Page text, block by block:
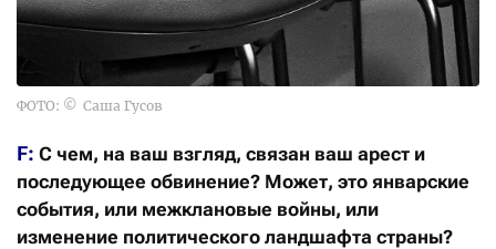
ФОТО: © Саша Гусов
F: С чем, на ваш взгляд, связан ваш арест и
последующее обвинение? Может, это январские
события, или межклановые войны, или
изменение политического ландшафта страны?